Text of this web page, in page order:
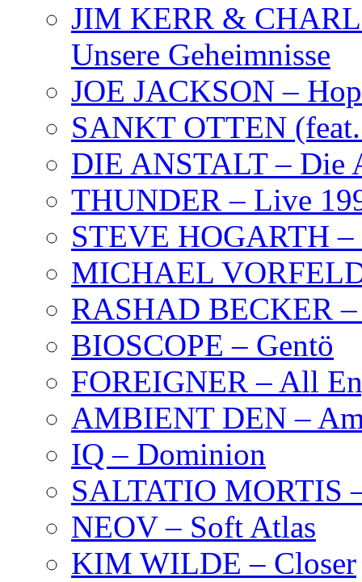
JIM KERR &
Unsere Geheimnisse
JOE JACKSON –
SANKT OTTEN
DIE ANSTALT – Die
THUNDER – Live
STEVE HOGARTH –
MICHAEL
RASHAD BECKER
BIOSCOPE – Gentö
FOREIGNER – All
AMBIENT DEN –
IQ – Dominion
SALTATIO MORTIS
NEOV – Soft Atlas
KIM WILDE – Closer